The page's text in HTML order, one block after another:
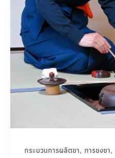
กระบวนการผลิตชา, การชงชา,